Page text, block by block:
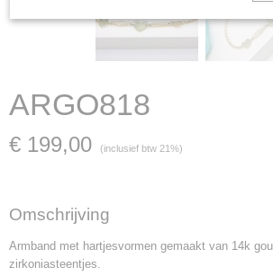
ARGO818
€ 199,00 (inclusief btw 21%)
Omschrijving
Armband met hartjesvormen gemaakt van 14k
zirkoniasteentjes.